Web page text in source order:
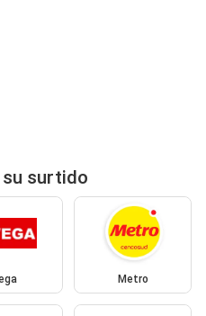
su surtido
Metro